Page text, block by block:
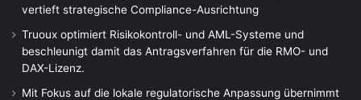
vertieft strategische Compliance-Ausrichtung
Truoux optimiert Risikokontroll- und AML-Systeme und
beschleunigt damit das Antragsverfahren für die RMO- und
DAX-Lizenz.
Mit Fokus auf die lokale regulatorische Anpassung übernimmt